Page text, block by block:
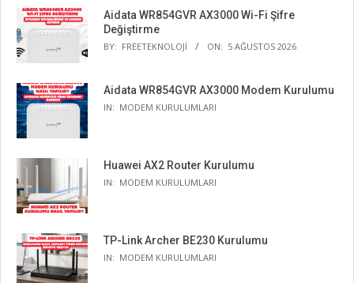
Aidata WR854GVR AX3000 Wi-Fi Şifre
Değiştirme
BY: FREETEKNOLOJI ON: 5 AĞUSTOS 2026
Aidata WR854GVR AX3000 Modem Kurulumu
IN: MODEM KURULUMLARI
Huawei AX2 Router Kurulumu
IN: MODEM KURULUMLARI
TP-Link Archer BE230 Kurulumu
IN: MODEM KURULUMLARI